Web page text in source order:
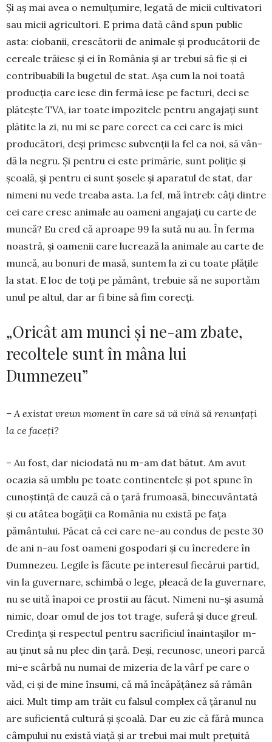
Și aș mai avea o nemulțumire, legată de micii cultivatori
sau micii agricultori. E prima dată când spun public
asta: ciobanii, crescătorii de animale și producătorii de
cereale trăiesc și ei în România și ar trebui să fie și ei
contribuabili la bugetul de stat. Așa cum la noi toată
pro­duc­ția care iese din fermă iese pe fac­turi, deci se
plătește TVA, iar toate im­pozitele pentru angajați sunt
plătite la zi, nu mi se pare co­rect ca cei care îs mici
pro­du­că­tori, deși pri­mesc subvenții la fel ca noi, să vân­
dă la negru. Și pentru ei este pri­mărie, sunt poliție și
școală, și pen­tru ei sunt șosele și apa­ratul de stat, dar
nimeni nu vede treaba asta. La fel, mă întreb: câți dintre
cei ca­re cresc animale au oameni angajați cu carte de
mun­­­că? Eu cred că aproape 99 la sută nu au. În fer­ma
noastră, și oamenii care lucrează la animale au carte de
muncă, au bonuri de masă, suntem la zi cu toate plățile
la stat. E loc de toți pe pământ, trebuie să ne suportăm
unul pe altul, dar ar fi bine să fim corecți.
„Oricât am munci și ne-am zbate,
recoltele sunt în mâna lui
Dumnezeu”
– A existat vreun moment în care să vă vină să renunțați
la ce faceți?
– Au fost, dar niciodată nu m-am dat bătut. Am avut
ocazia să umblu pe toate continentele și pot spune în
cunoștință de cauză că o țară frumoasă, binecuvântată
și cu atâtea bogății ca România nu există pe fața
pământului. Păcat că cei care ne-au condus de peste 30
de ani n-au fost oameni gospo­dari și cu încredere în
Dumnezeu. Legile îs făcute pe interesul fiecărui partid,
vin la guvernare, schim­bă o lege, pleacă de la guvernare,
nu se uită îna­poi ce prostii au făcut. Nimeni nu-și asumă
nimic, doar omul de jos tot trage, suferă și duce greul.
Credința și respectul pentru sacrificiul înaintașilor m-
au ținut să nu plec din țară. Deși, recunosc, uneori parcă
mi-e scârbă nu numai de mizeria de la vârf pe care o
văd, ci și de mine însumi, că mă încăpățânez să rămân
aici. Mult timp am trăit cu falsul complex că țăranul nu
are suficientă cultură și școală. Dar eu zic că fără munca
câmpului nu există viață și ar trebui mai mult prețuită